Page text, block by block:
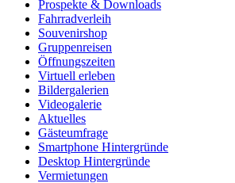
Prospekte & Downloads
Fahrradverleih
Souvenirshop
Gruppenreisen
Öffnungszeiten
Virtuell erleben
Bildergalerien
Videogalerie
Aktuelles
Gästeumfrage
Smartphone Hintergründe
Desktop Hintergründe
Vermietungen